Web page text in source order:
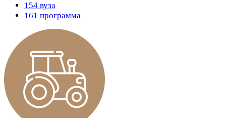
154 вуза
161 программа